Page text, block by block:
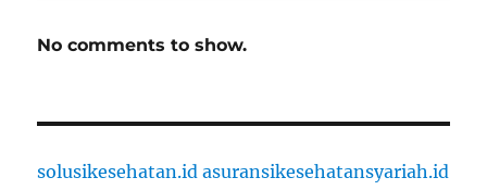
No comments to show.
solusikesehatan.id asuransikesehatansyariah.id